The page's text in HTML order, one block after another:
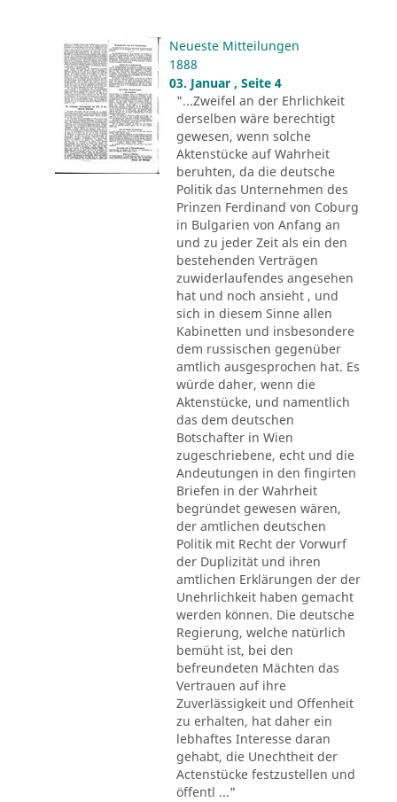
Neueste Mitteilungen
1888
03. Januar , Seite 4
"...Zweifel an der Ehrlichkeit
derselben wäre berechtigt
gewesen, wenn solche
Aktenstücke auf Wahrheit
beruhten, da die deutsche
Politik das Unternehmen des
Prinzen Ferdinand von Coburg
in Bulgarien von Anfang an
und zu jeder Zeit als ein den
bestehenden Verträgen
zuwiderlaufendes angesehen
hat und noch ansieht , und
sich in diesem Sinne allen
Kabinetten und insbesondere
dem russischen gegenüber
amtlich ausgesprochen hat. Es
würde daher, wenn die
Aktenstücke, und namentlich
das dem deutschen
Botschafter in Wien
zugeschriebene, echt und die
Andeutungen in den fingirten
Briefen in der Wahrheit
begründet gewesen wären,
der amtlichen deutschen
Politik mit Recht der Vorwurf
der Duplizität und ihren
amtlichen Erklärungen der der
Unehrlichkeit haben gemacht
werden können. Die deutsche
Regierung, welche natürlich
bemüht ist, bei den
befreundeten Mächten das
Vertrauen auf ihre
Zuverlässigkeit und Offenheit
zu erhalten, hat daher ein
lebhaftes Interesse daran
gehabt, die Unechtheit der
Actenstücke festzustellen und
öffentl ..."